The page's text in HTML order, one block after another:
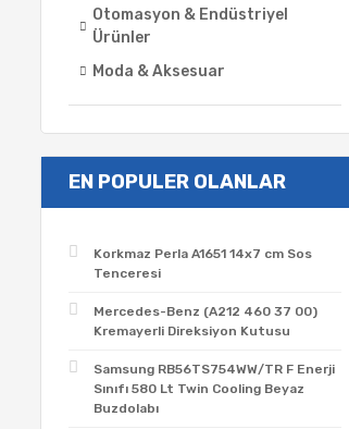
Otomasyon & Endüstriyel
Ürünler
Moda & Aksesuar
EN POPULER OLANLAR
Korkmaz Perla A1651 14x7 cm Sos
Tenceresi
Mercedes-Benz (A212 460 37 00)
Kremayerli Direksiyon Kutusu
Samsung RB56TS754WW/TR F Enerji
Sınıfı 580 Lt Twin Cooling Beyaz
Buzdolabı